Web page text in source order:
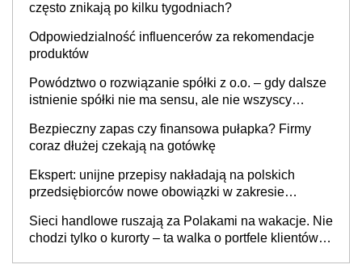
często znikają po kilku tygodniach?
Odpowiedzialność influencerów za rekomendacje
produktów
Powództwo o rozwiązanie spółki z o.o. – gdy dalsze
istnienie spółki nie ma sensu, ale nie wszyscy
Bezpieczny zapas czy finansowa pułapka? Firmy
coraz dłużej czekają na gotówkę
Ekspert: unijne przepisy nakładają na polskich
przedsiębiorców nowe obowiązki w zakresie
Sieci handlowe ruszają za Polakami na wakacje. Nie
chodzi tylko o kurorty – ta walka o portfele klientów